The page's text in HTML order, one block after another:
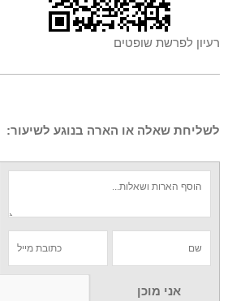
רעיון לפרשת שופטים
לשליחת שאלה או הארה בנוגע לשיעור:
אני מוכן